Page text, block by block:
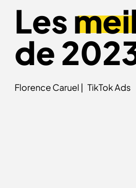
Les
de
Florence Caruel | TikTok Ads